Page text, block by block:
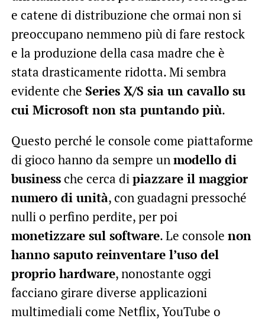
e catene di distribuzione che ormai non si
preoccupano nemmeno più di fare restock
e la produzione della casa madre che è
stata drasticamente ridotta. Mi sembra
evidente che Series X/S sia un cavallo su
cui Microsoft non sta puntando più.
Questo perché le console come piattaforme
di gioco hanno da sempre unmodello di
businessche cerca dipiazzare il maggior
numero di unità, con guadagni pressoché
nulli o perfino perdite, per poi
monetizzare sul software. Le console non
hanno saputo reinventare l’uso del
proprio hardware, nonostante oggi
facciano girare diverse applicazioni
multimediali come Netflix, YouTube o